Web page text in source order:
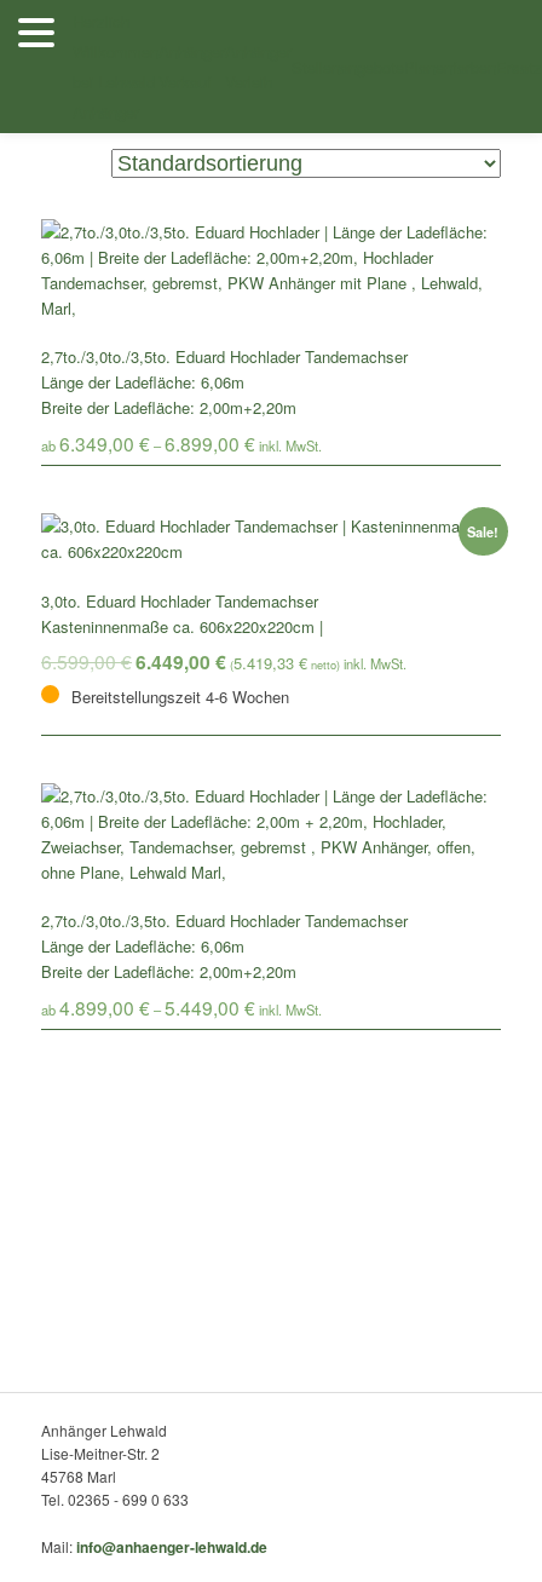
Zum
Inhalt
Zum
sekundären
Shop
2,7to./3,0to./3,5to. Eduard Hochlader Tandemachser
Länge der Ladefläche: 6,06m
Breite der Ladefläche: 2,00m+2,20m
ab6.349,00€–6.899,00€
Sale!
3,0to. Eduard Hochlader Tandemachser
Kasteninnenmaße ca. 606x220x220cm |
6.599,00€6.449,00€ (5.419,33€ netto)
Bereitstellungszeit 4-6 Wochen
2,7to./3,0to./3,5to. Eduard Hochlader Tandemachser
Länge der Ladefläche: 6,06m
Breite der Ladefläche: 2,00m+2,20m
ab4.899,00€–5.449,00€
Anhänger Lehwald
Lise-Meitner-Str. 2
45768 Marl
Tel. 02365 - 699 0 633
Mail:info@anhaenger-lehwald.de